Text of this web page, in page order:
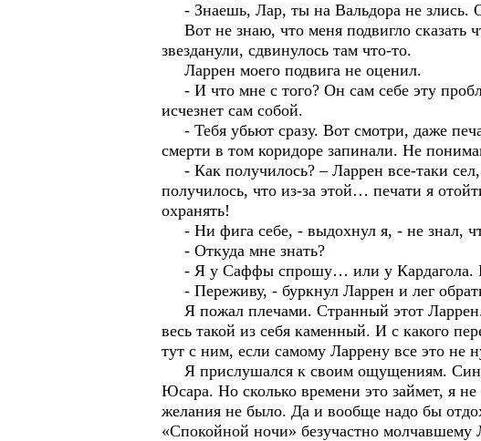
- Знаешь, Лар, ты на Вальдора не злись.
Вот не знаю, что меня подвигло сказать
звезданули, сдвинулось там что-то.
Ларрен моего подвига не оценил.
- И что мне с того? Он сам себе эту
исчезнет сам собой.
- Тебя убьют сразу. Вот смотри, даже
смерти в том коридоре запинали. Не
- Как получилось? – Ларрен все-таки
получилось, что из-за этой… печати я
охранять!
- Ни фига себе, - выдохнул я, - не знал,
- Откуда мне знать?
- Я у Саффы спрошу… или у Кардагола.
- Переживу, - буркнул Ларрен и лег
Я пожал плечами. Странный этот Ларрен.
весь такой из себя каменный. И с какого
тут с ним, если самому Ларрену все это не
Я прислушался к своим ощущениям.
Юсара. Но сколько времени это займет, я
желания не было. Да и вообще надо бы
«Спокойной ночи» безучастно молчавшему